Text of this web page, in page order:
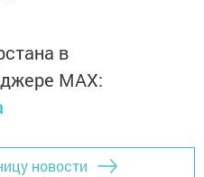
в
MАХ:
новости